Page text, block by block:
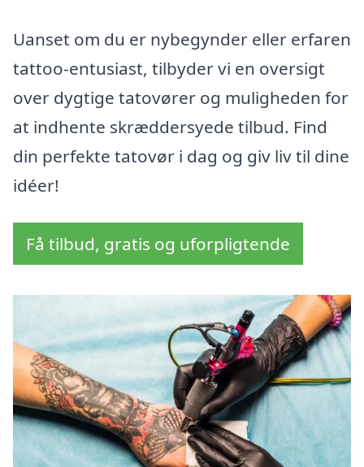
Uanset om du er nybegynder eller erfaren
tattoo-entusiast, tilbyder vi en oversigt
over dygtige tatovører og muligheden for
at indhente skræddersyede tilbud. Find
din perfekte tatovør i dag og giv liv til dine
idéer!
Få tilbud, gratis og uforpligtende